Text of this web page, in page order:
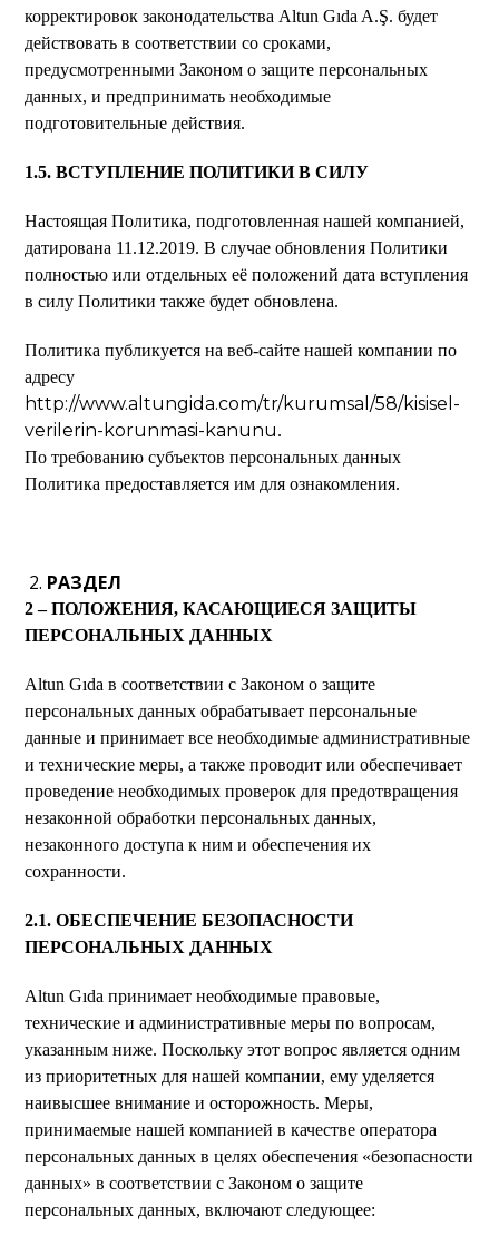
корректировок законодательства Altun Gıda A.Ş. будет
действовать в соответствии со сроками,
предусмотренными Законом о защите персональных
данных, и предпринимать необходимые
подготовительные действия.
1.5. ВСТУПЛЕНИЕ ПОЛИТИКИ В СИЛУ
Настоящая Политика, подготовленная нашей компанией,
датирована 11.12.2019. В случае обновления Политики
полностью или отдельных её положений дата вступления
в силу Политики также будет обновлена.
Политика публикуется на веб-сайте нашей компании по
адресу
http://www.altungida.com/tr/kurumsal/58/kisisel-
verilerin-korunmasi-kanunu.
По требованию субъектов персональных данных
Политика предоставляется им для ознакомления.
РАЗДЕЛ
2 – ПОЛОЖЕНИЯ, КАСАЮЩИЕСЯ ЗАЩИТЫ
ПЕРСОНАЛЬНЫХ ДАННЫХ
Altun Gıda в соответствии с Законом о защите
персональных данных обрабатывает персональные
данные и принимает все необходимые административные
и технические меры, а также проводит или обеспечивает
проведение необходимых проверок для предотвращения
незаконной обработки персональных данных,
незаконного доступа к ним и обеспечения их
сохранности.
2.1. ОБЕСПЕЧЕНИЕ БЕЗОПАСНОСТИ
ПЕРСОНАЛЬНЫХ ДАННЫХ
Altun Gıda принимает необходимые правовые,
технические и административные меры по вопросам,
указанным ниже. Поскольку этот вопрос является одним
из приоритетных для нашей компании, ему уделяется
наивысшее внимание и осторожность. Меры,
принимаемые нашей компанией в качестве оператора
персональных данных в целях обеспечения «безопасности
данных» в соответствии с Законом о защите
персональных данных, включают следующее: